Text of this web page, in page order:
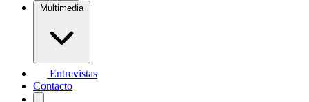
Multimedia
Entrevistas
Contacto